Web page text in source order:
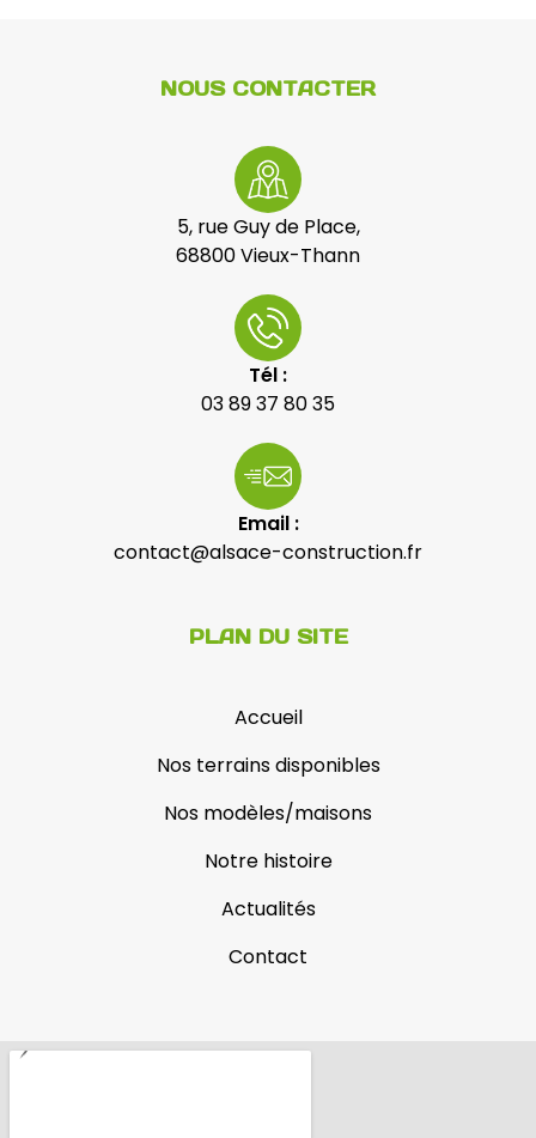
NOUS CONTACTER
5, rue Guy de Place,
68800 Vieux-Thann
Tél :
03 89 37 80 35
Email :
contact@alsace-construction.fr
PLAN DU SITE
Accueil
Nos terrains disponibles
Nos modèles/maisons
Notre histoire
Actualités
Contact